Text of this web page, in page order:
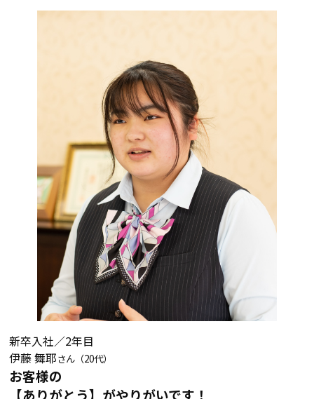
新卒入社／2年目
伊藤 舞耶さん（20代）
お客様の
【ありがとう】がやりがいです！